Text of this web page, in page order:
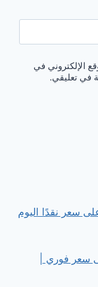
الإلكتروني في
في تعليقي.
سعر نقدًا اليوم
سعر فوري |